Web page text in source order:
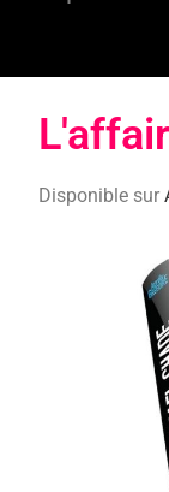
Disponible sur